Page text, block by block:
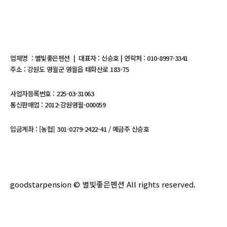
업체명 : 별빛좋은펜션 | 대표자 : 신승호 | 연락처 : 010-8997-3341
주소 : 강원도 영월군 영월읍 태화산로 183-75
사업자등록번호 : 225-03-31063
통신판매업 : 2012-강원영월-000059
입금계좌 : [농협] 301-0279-2422-41 / 예금주 신승호
goodstarpension © 별빛좋은펜션 All rights reserved.